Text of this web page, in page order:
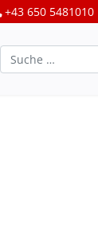
+43 650 5481010
Suchen